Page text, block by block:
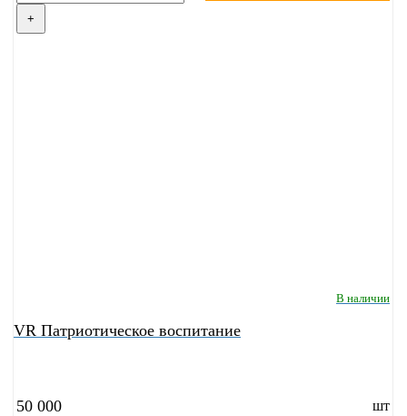
+
В наличии
VR Патриотическое воспитание
50 000 шт